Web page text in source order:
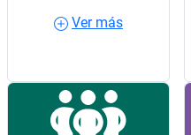
Ver más
Ver más